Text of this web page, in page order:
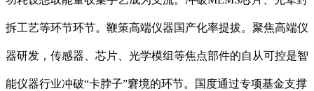
拆工艺等环节环节。鞭策高端仪器国产化率提拔。聚焦高端仪
器研发，传感器、芯片、光学模组等焦点部件的自从可控是智
能仪器行业冲破“卡脖子”窘境的环节。国度通过专项基金支撑